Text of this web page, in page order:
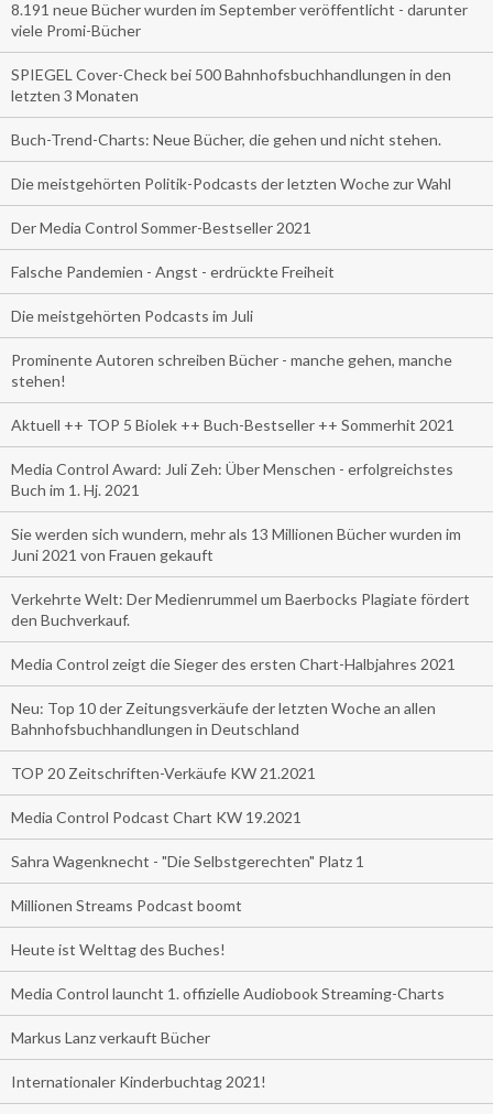
8.191 neue Bücher wurden im September veröffentlicht - darunter
viele Promi-Bücher
SPIEGEL Cover-Check bei 500 Bahnhofsbuchhandlungen in den
letzten 3 Monaten
Buch-Trend-Charts: Neue Bücher, die gehen und nicht stehen.
Die meistgehörten Politik-Podcasts der letzten Woche zur Wahl
Der Media Control Sommer-Bestseller 2021
Falsche Pandemien - Angst - erdrückte Freiheit
Die meistgehörten Podcasts im Juli
Prominente Autoren schreiben Bücher - manche gehen, manche
stehen!
Aktuell ++ TOP 5 Biolek ++ Buch-Bestseller ++ Sommerhit 2021
Media Control Award: Juli Zeh: Über Menschen - erfolgreichstes
Buch im 1. Hj. 2021
Sie werden sich wundern, mehr als 13 Millionen Bücher wurden im
Juni 2021 von Frauen gekauft
Verkehrte Welt: Der Medienrummel um Baerbocks Plagiate fördert
den Buchverkauf.
Media Control zeigt die Sieger des ersten Chart-Halbjahres 2021
Neu: Top 10 der Zeitungsverkäufe der letzten Woche an allen
Bahnhofsbuchhandlungen in Deutschland
TOP 20 Zeitschriften-Verkäufe KW 21.2021
Media Control Podcast Chart KW 19.2021
Sahra Wagenknecht - "Die Selbstgerechten" Platz 1
Millionen Streams Podcast boomt
Heute ist Welttag des Buches!
Media Control launcht 1. offizielle Audiobook Streaming-Charts
Markus Lanz verkauft Bücher
Internationaler Kinderbuchtag 2021!